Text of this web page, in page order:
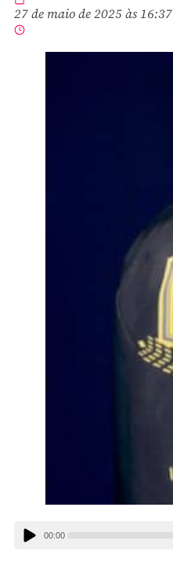
27 de maio de 2025 às 16:37
00:00